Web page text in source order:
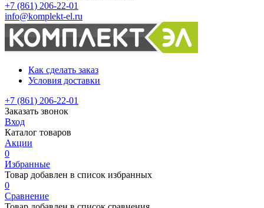
+7 (861) 206-22-01
info@komplekt-el.ru
Как сделать заказ
Условия доставки
+7 (861) 206-22-01
Заказать звонок
Вход
Каталог товаров
Акции
0
Избранные
Товар добавлен в список избранных
0
Сравнение